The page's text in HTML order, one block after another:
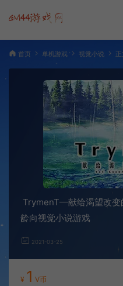
首页 单机游戏 视觉小说 正
TrymenT—献给渴望改变
龄向视觉小说游戏
2021-03-25
¥ 1 V币